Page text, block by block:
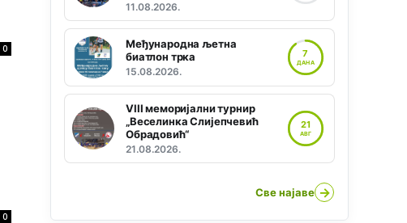
0
0
11.08.2026.
Међународна љетна
биатлон трка
15.08.2026.
7
ДАНА
VIII меморијални турнир
„Веселинка Слијепчевић
Обрадовић“
21.08.2026.
21
АВГ
Све најаве →